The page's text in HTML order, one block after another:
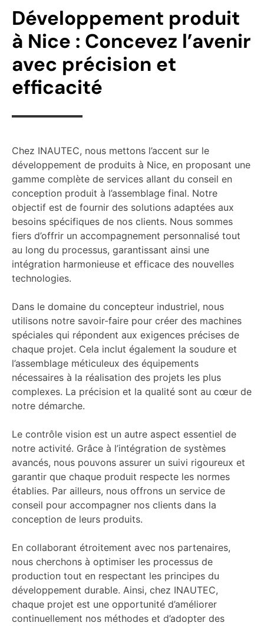
Développement produit
à Nice : Concevez l’avenir
avec précision et
efficacité
Chez INAUTEC, nous mettons l’accent sur le
développement de produits à Nice, en proposant une
gamme complète de services allant du conseil en
conception produit à l’assemblage final. Notre
objectif est de fournir des solutions adaptées aux
besoins spécifiques de nos clients. Nous sommes
fiers d’offrir un accompagnement personnalisé tout
au long du processus, garantissant ainsi une
intégration harmonieuse et efficace des nouvelles
technologies.
Dans le domaine du concepteur industriel, nous
utilisons notre savoir-faire pour créer des machines
spéciales qui répondent aux exigences précises de
chaque projet. Cela inclut également la soudure et
l’assemblage méticuleux des équipements
nécessaires à la réalisation des projets les plus
complexes. La précision et la qualité sont au cœur de
notre démarche.
Le contrôle vision est un autre aspect essentiel de
notre activité. Grâce à l’intégration de systèmes
avancés, nous pouvons assurer un suivi rigoureux et
garantir que chaque produit respecte les normes
établies. Par ailleurs, nous offrons un service de
conseil pour accompagner nos clients dans la
conception de leurs produits.
En collaborant étroitement avec nos partenaires,
nous cherchons à optimiser les processus de
production tout en respectant les principes du
développement durable. Ainsi, chez INAUTEC,
chaque projet est une opportunité d’améliorer
continuellement nos méthodes et d’adopter des